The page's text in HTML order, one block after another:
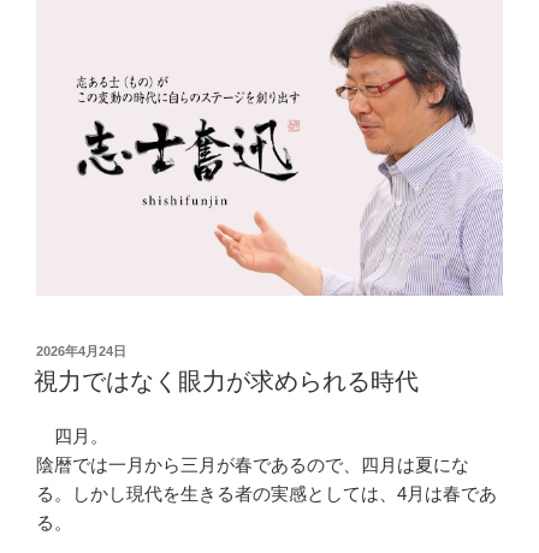
投
稿
日:
2026年4月24日
視力ではなく眼力が求められる時代
四月。
陰暦では一月から三月が春であるので、四月は夏にな
る。しかし現代を生きる者の実感としては、4月は春であ
る。